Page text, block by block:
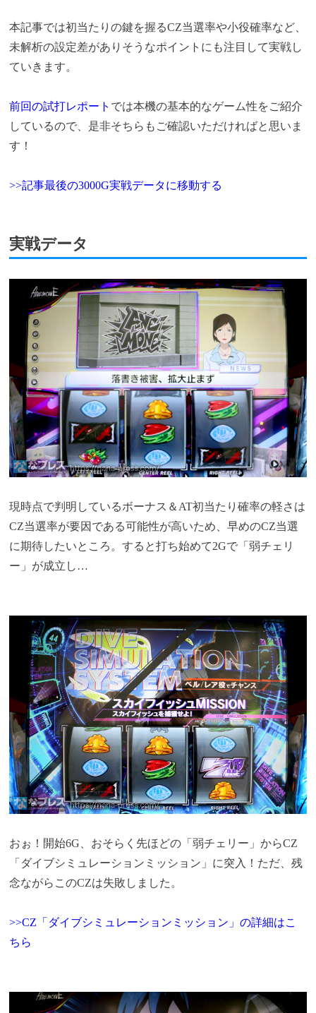
本記事では初当たりの鍵を握るCZ当選率や小役確率など、
未解析の設定差がありそうなポイントにも注目して実戦し
ていきます。
前回の試打レポート では本機の基本的なゲーム性をご紹介
しているので、是非そちらもご確認いただければと思いま
す！
>>記事最後の3000G実戦データに移動する
実戦データ
現時点で判明しているボーナス＆AT初当たり確率の軽さは
CZ当選率が要因である可能性が高いため、早めのCZ当選
に期待したいところ。すると打ち始めて2Gで「弱チェリ
ー」が成立し…
おぉ！開始6G、おそらく先ほどの「弱チェリー」からCZ
「ダイブシミュレーションミッション」に突入！ただ、残
念ながらこのCZは失敗しました。
>>CZ「ダイブシミュレーションミッション」の詳細はこ
ちら